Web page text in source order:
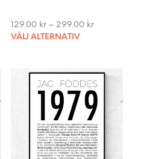
This
multiple
The
129.00 kr– 299.00 kr
VÄLJ ALTERNATIV
The